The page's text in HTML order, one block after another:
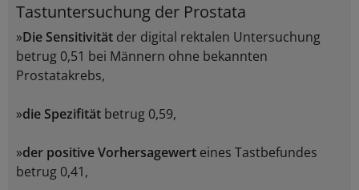
Tastuntersuchung der Prostata
»Die Sensitivität der digital rektalen Untersuchung
betrug 0,51 bei Männern ohne bekannten
Prostatakrebs,
»die Spezifität betrug 0,59,
»der positive Vorhersagewert eines Tastbefundes
betrug 0,41,